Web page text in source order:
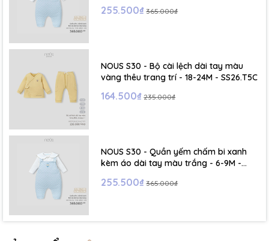
255.500₫ 365.000₫
NOUS S30 - Bộ cài lệch dài tay màu
vàng thêu trang trí - 18-24M - SS26.T5C
164.500₫ 235.000₫
NOUS S30 - Quần yếm chấm bi xanh
kèm áo dài tay màu trắng - 6-9M -
255.500₫ 365.000₫